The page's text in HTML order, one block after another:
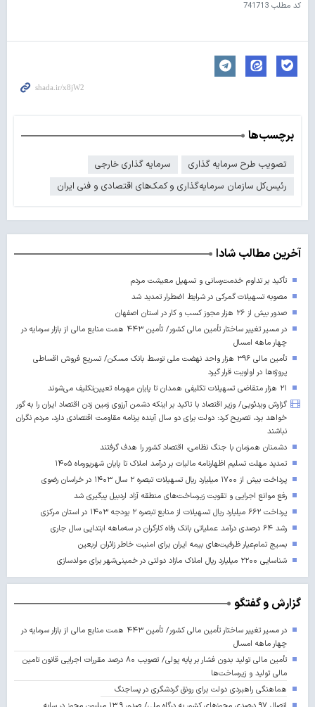
کد مطلب 741713
برچسب‌ها
تصویب طرح سرمایه گذاری
سرمایه گذاری خارجی
رئیس‌کل سازمان سرمایه‌گذاری و کمک‌های اقتصادی و فنی ایران
آخرین مطالب شادا
تأکید بر تداوم خدمت‌رسانی و تسهیل معیشت مردم
مصوبه تسهیلات گمرکی در شرایط اضطرار تمدید شد
صدور بیش از ۲۶ هزار مجوز کسب‌ و کار در استان اصفهان
در مسیر تغییر ساختار تأمین مالی کشور/ تأمین ۴۴۳ همت منابع مالی از بازار سرمایه در
چهار ماهه امسال
تأمین مالی ۳۹۶ هزار واحد نهضت ملی توسط بانک مسکن/ تسریع فروش اقساطی
پروژه‌ها در اولویت قرار گیرد
۲۱ هزار متقاضی تسهیلات تکلیفی همدان تا پایان مهرماه تعیین‌تکلیف می‌شوند
گزارش ویدئویی/ وزیر اقتصاد با تاکید بر اینکه دشمن آرزوی زمین زدن اقتصاد ایران را به گور
خواهد برد، تصریح کرد: دولت برای دو سال آینده برنامه مقاومت اقتصادی دارد، مردم نگران
نباشند
دشمنان همزمان با جنگ نظامی، اقتصاد کشور را هدف گرفتند
تمدید مهلت تسلیم اظهارنامه مالیات بر درآمد املاک تا پایان شهریورماه ۱۴۰۵
پرداخت بیش از ۱۷۰۰ میلیارد ریال تسهیلات تبصره ۲ سال ۱۴۰۳ در خراسان رضوی
رفع موانع اجرایی و تقویت زیرساخت‌های منطقه آزاد اردبیل پیگیری شد
پرداخت ۶۶۲ میلیارد ریال تسهیلات از منابع تبصره ۲ بودجه ۱۴۰۳ در استان مرکزی
رشد ۶۴ درصدی درآمد عملیاتی بانک رفاه کارگران در سه‌ماهه ابتدایی سال جاری
بسیج تمام‌عیار ظرفیت‌های بیمه ایران برای امنیت خاطر زائران اربعین
شناسایی ۲۲۰۰ میلیارد ریال املاک مازاد دولتی در خمینی‌شهر برای مولدسازی
گزارش و گفتگو
در مسیر تغییر ساختار تأمین مالی کشور/ تأمین ۴۴۳ همت منابع مالی از بازار سرمایه در
چهار ماهه امسال
تأمین مالی تولید بدون فشار بر پایه پولی/ تصویب ۸۰ درصد مقررات اجرایی قانون تامین
مالی تولید و زیرساخت‌ها
هماهنگی راهبردی دولت برای رونق گردشگری در پساجنگ